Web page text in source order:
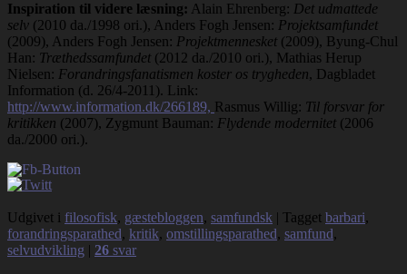
Inspiration til videre læsning: Alain Ehrenberg: Det udmattede
selv (2010 da./1998 ori.), Anders Fogh Jensen: Projektsamfundet
(2009), Anders Fogh Jensen: Projektmennesket (2009), Byung-Chul
Han: Træthedssamfundet (2012 da./2010 ori.), Mathias Herup
Nielsen: Forandringsfanatismen koster os trygheden, Dagbladet
Information (d. 26/4-2011). Link:
http://www.information.dk/266189, Rasmus Willig: Til forsvar for
kritikken (2007), Zygmunt Bauman: Flydende modernitet (2006
da./2000 ori.).
Udgivet i filosofisk, gæstebloggen, samfundsk | Tagget barbari,
forandringsparathed, kritik, omstillingsparathed, samfund,
selvudvikling | 26 svar